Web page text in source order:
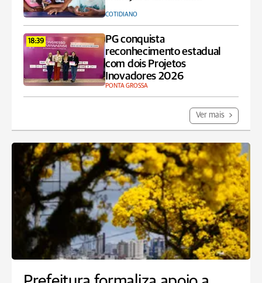
COTIDIANO
18:39
PG conquista
reconhecimento estadual
com dois Projetos
Inovadores 2026
PONTA GROSSA
Ver mais